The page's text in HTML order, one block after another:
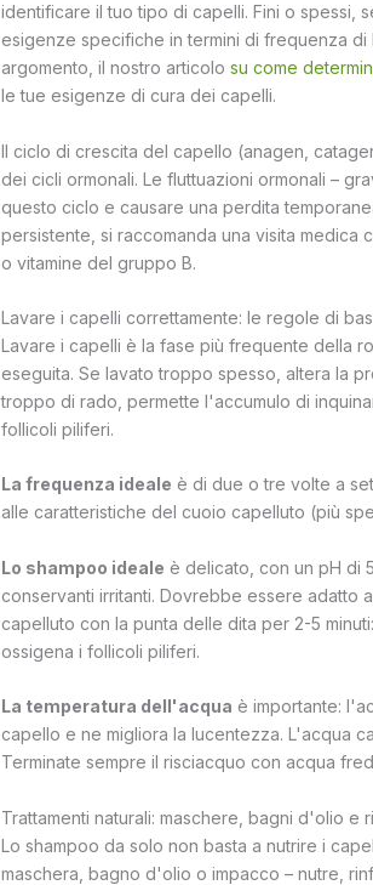
identificare il tuo tipo di capelli. Fini o spessi,
esigenze specifiche in termini di frequenza
argomento, il nostro articolo su come
le tue esigenze di cura dei capelli.
Il ciclo di crescita del capello (anagen,
dei cicli ormonali. Le fluttuazioni ormonali –
questo ciclo e causare una perdita
persistente, si raccomanda una visita
o vitamine del gruppo B.
Lavare i capelli correttamente: le regole di
Lavare i capelli è la fase più frequente della
eseguita. Se lavato troppo spesso, altera la
troppo di rado, permette l'accumulo di
follicoli piliferi.
La frequenza ideale è di due o tre volte a
alle caratteristiche del cuoio capelluto (più
Lo shampoo ideale è delicato, con un pH di
conservanti irritanti. Dovrebbe essere adatto
capelluto con la punta delle dita per 2-5
ossigena i follicoli piliferi.
La temperatura dell'acqua è importante:
capello e ne migliora la lucentezza. L'acqua
Terminate sempre il risciacquo con acqua
Trattamenti naturali: maschere, bagni d'olio e
Lo shampoo da solo non basta a nutrire i
maschera, bagno d'olio o impacco – nutre,